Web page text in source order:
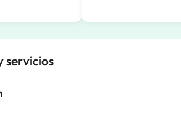
servicios